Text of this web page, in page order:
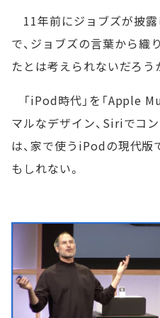
11年前にジョブズが披
で、ジョブズの言葉から織
たとは考えられないだろう
「iPod時代」を「Apple
マルなデザイン、Siriでコ
は、家で使うiPodの現代
もしれない。